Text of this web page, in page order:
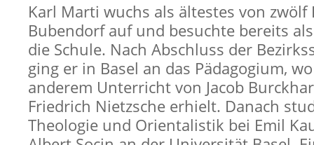
Karl Marti wuchs als ältestes von
Bubendorf auf und besuchte bereits
die Schule. Nach Abschluss der
ging er in Basel an das Pädagogium,
anderem Unterricht von Jacob
Friedrich Nietzsche erhielt. Danach
Theologie und Orientalistik bei Emil